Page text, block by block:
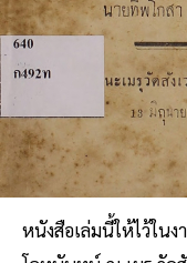
หนังสือเล่มนี้ให้ไว้ใน